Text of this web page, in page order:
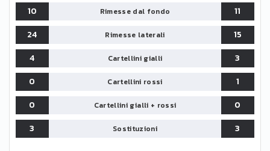
10
Rimesse dal fondo
11
24
Rimesse laterali
15
4
Cartellini gialli
3
0
Cartellini rossi
1
0
Cartellini gialli + rossi
0
3
Sostituzioni 3